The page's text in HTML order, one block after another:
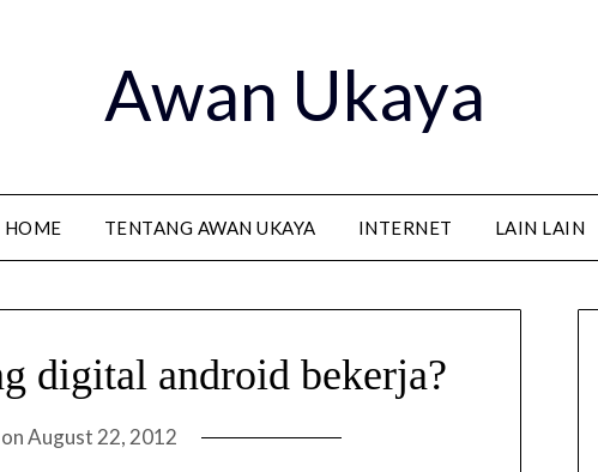
Awan Ukaya
HOME TENTANG AWAN UKAYA INTERNET LAIN LAIN
digital android bekerja?
August 22, 2012